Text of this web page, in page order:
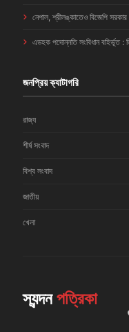
নেপাল, শ্রীলঙ্কাতেও বিজেপি
এডহক পদোন্নতি সংবিধান বহির্ভূত
জনপ্রিয় ক্যাটাগরি
রাজ্য
শীর্ষ সংবাদ
বিশ্ব সংবাদ
জাতীয়
খেলা
স্যন্দনপত্রিকা